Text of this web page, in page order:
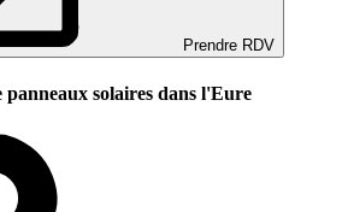
Prendre RDV
panneaux solaires dans l'Eure